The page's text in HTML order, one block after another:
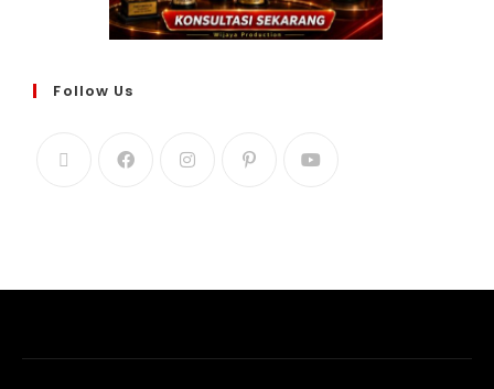
Follow Us